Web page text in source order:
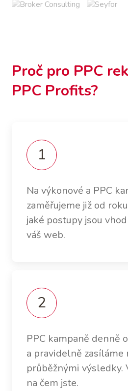
Proč pro PPC
PPC Profits?
Na výkonové a PPC
zaměřujeme již od
jaké postupy jsou
váš web.
PPC kampaně denně
a pravidelně zasíláme
průběžnými výsledky.
na čem jste.